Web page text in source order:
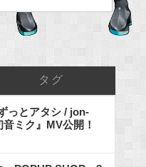
タグ
っとアタシ / jon-
ミク』MV公開！